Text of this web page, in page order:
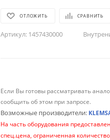
ОТЛОЖИТЬ СРАВНИТЬ
Артикул: 1457430000
Если Вы готовы рассматривать
сообщить об этом при запросе.
Возможные производители:
На часть оборудования
спец.цена, ограниченная